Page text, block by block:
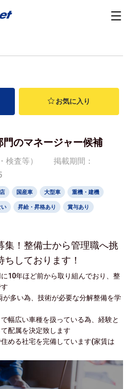
お気に入り
のマネージャー候補
検査等）
掲載期間：
国産車 大型車 重機・建機
い 昇給・昇格あり 賞与あり
集！整備士から管理職へ挑
しております！
10年ほど前から取り組んでおり、整
が多い為、技術が必要な分解整備を学
幅広い車種を扱っている為、経験と
配属を決定致します
める社宅を完備しています(家賃は